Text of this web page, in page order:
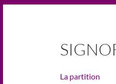
La partition